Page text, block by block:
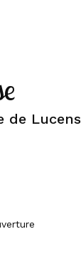
de Lucens